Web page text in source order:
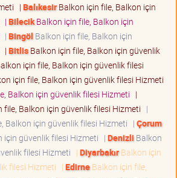
| BalıkesirBalkon için file, Balkon için
| BilecikBalkon için file, Balkon için
| Bingöl Balkon için file, Balkon için
| BitlisBalkon için file, Balkon için güvenlik
için file, Balkon için güvenlik filesi
için file, Balkon için güvenlik filesi Hizmeti
Balkon için güvenlik filesi Hizmeti |
Balkon için güvenlik filesi Hizmeti |
Balkon için güvenlik filesi Hizmeti | Çorum
için güvenlik filesi Hizmeti | Denizli Balkon
filesi Hizmeti | DiyarbakırBalkon için
filesi Hizmeti | EdirneBalkon için file,